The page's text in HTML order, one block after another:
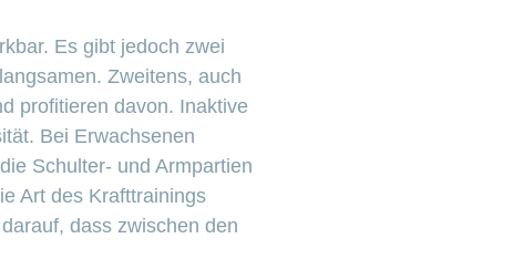
Es gibt jedoch zwei
Zweitens, auch
profitieren davon. Inaktive
Bei Erwachsenen
Schulter- und Armpartien
Art des Krafttrainings
dass zwischen den